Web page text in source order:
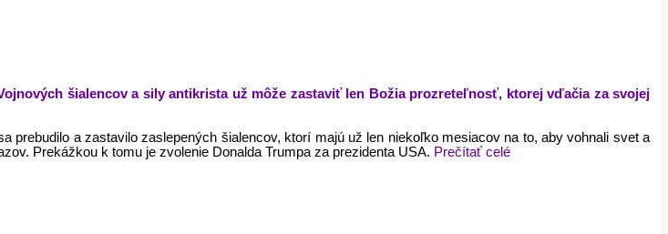
šialencov a sily antikrista už môže zastaviť len Božia prozreteľnosť, ktorej vďačia za svojej
prebudilo a zastavilo zaslepených šialencov, ktorí majú už len niekoľko mesiacov na to, aby vohnali svet a
Prekážkou k tomu je zvolenie Donalda Trumpa za prezidenta USA. Prečítať celé